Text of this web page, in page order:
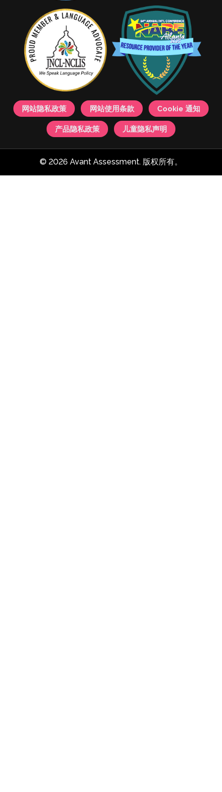
网站隐私政策 网站使用条款 Cookie 通知
产品隐私政策 儿童隐私声明
© 2026 Avant Assessment. 版权所有。